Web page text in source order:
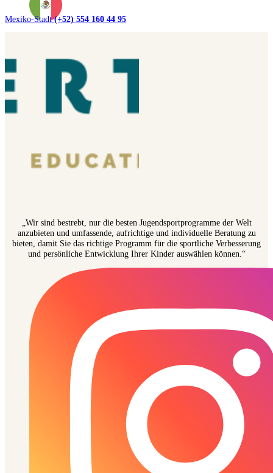
Mexiko-Stadt(+52) 554 160 44 95
„Wir sind bestrebt, nur die besten Jugendsportprogramme der Welt
anzubieten und umfassende, aufrichtige und individuelle Beratung zu
bieten, damit Sie das richtige Programm für die sportliche Verbesserung
und persönliche Entwicklung Ihrer Kinder auswählen können.“